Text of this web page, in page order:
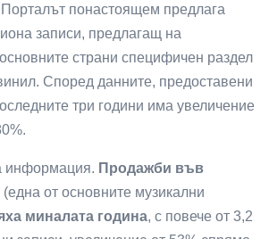
понастоящем предлага
записи, предлагащ на
страни специфичен раздел
Според данните, предоставени
три години има увеличение
информация. Продажби във
(една от основните музикални
миналата година, с повече от 3,2